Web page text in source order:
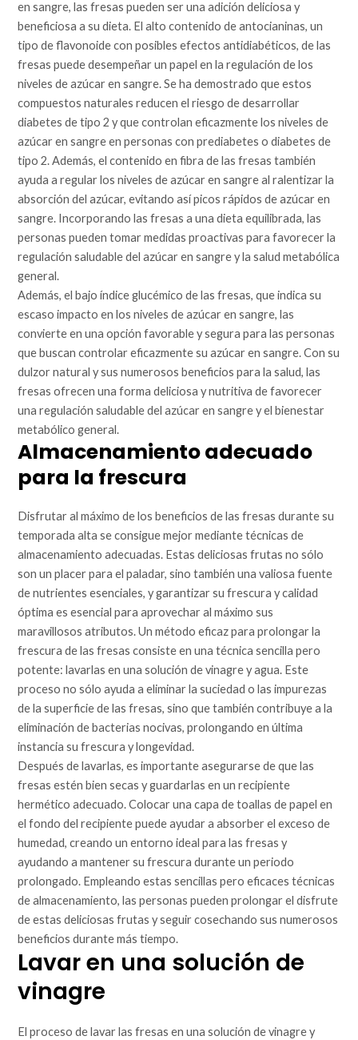
en sangre, las fresas pueden ser una adición deliciosa y
beneficiosa a su dieta. El alto contenido de antocianinas, un
tipo de flavonoide con posibles efectos antidiabéticos, de las
fresas puede desempeñar un papel en la regulación de los
niveles de azúcar en sangre. Se ha demostrado que estos
compuestos naturales reducen el riesgo de desarrollar
diabetes de tipo 2 y que controlan eficazmente los niveles de
azúcar en sangre en personas con prediabetes o diabetes de
tipo 2. Además, el contenido en fibra de las fresas también
ayuda a regular los niveles de azúcar en sangre al ralentizar la
absorción del azúcar, evitando así picos rápidos de azúcar en
sangre. Incorporando las fresas a una dieta equilibrada, las
personas pueden tomar medidas proactivas para favorecer la
regulación saludable del azúcar en sangre y la salud metabólica
general.
Además, el bajo índice glucémico de las fresas, que indica su
escaso impacto en los niveles de azúcar en sangre, las
convierte en una opción favorable y segura para las personas
que buscan controlar eficazmente su azúcar en sangre. Con su
dulzor natural y sus numerosos beneficios para la salud, las
fresas ofrecen una forma deliciosa y nutritiva de favorecer
una regulación saludable del azúcar en sangre y el bienestar
metabólico general.
Almacenamiento adecuado
para la frescura
Disfrutar al máximo de los beneficios de las fresas durante su
temporada alta se consigue mejor mediante técnicas de
almacenamiento adecuadas. Estas deliciosas frutas no sólo
son un placer para el paladar, sino también una valiosa fuente
de nutrientes esenciales, y garantizar su frescura y calidad
óptima es esencial para aprovechar al máximo sus
maravillosos atributos. Un método eficaz para prolongar la
frescura de las fresas consiste en una técnica sencilla pero
potente: lavarlas en una solución de vinagre y agua. Este
proceso no sólo ayuda a eliminar la suciedad o las impurezas
de la superficie de las fresas, sino que también contribuye a la
eliminación de bacterias nocivas, prolongando en última
instancia su frescura y longevidad.
Después de lavarlas, es importante asegurarse de que las
fresas estén bien secas y guardarlas en un recipiente
hermético adecuado. Colocar una capa de toallas de papel en
el fondo del recipiente puede ayudar a absorber el exceso de
humedad, creando un entorno ideal para las fresas y
ayudando a mantener su frescura durante un periodo
prolongado. Empleando estas sencillas pero eficaces técnicas
de almacenamiento, las personas pueden prolongar el disfrute
de estas deliciosas frutas y seguir cosechando sus numerosos
beneficios durante más tiempo.
Lavar en una solución de
vinagre
El proceso de lavar las fresas en una solución de vinagre y